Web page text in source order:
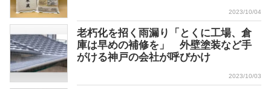
2023/10/04
老朽化を招く雨漏り「とくに工場、倉
庫は早めの補修を」 外壁塗装など手
がける神戸の会社が呼びかけ
2023/10/03